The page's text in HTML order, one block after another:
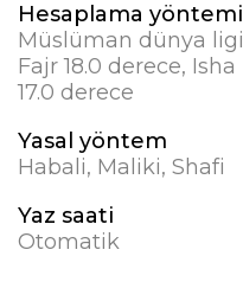
Hesaplama yöntemi
Müslüman dünya ligi
Fajr 18.0 derece, Isha
17.0 derece
Yasal yöntem
Habali, Maliki, Shafi
Yaz saati
Otomatik